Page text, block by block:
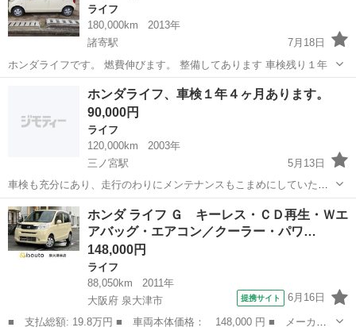
ライフ
180,000km
2013年
諸寄駅
7月18日
ホンダライフです。 燃費伸びます。 整備してあります 車検残り１年
諸寄駅 ライフ ホンダライフ
ホンダライフ、車検１年４ヶ月あります。
90,000円
ライフ
120,000km
2003年
三ノ宮駅
5月13日
車検も充分にあり、走行のわりにメンテナンスもこまめにしていたの
でまだまだ走ります。近く乗りも、遠出にも使えます。細かい傷など
ありますが、気にならない方、セカンドカーにどうですか？ 値段など
多少は相談にのれます。 車検が残って...
兵庫 神戸市 三ノ宮駅
ホンダ ライフ Ｇ キーレス・ＣＤ再生・Ｗエ
アバッグ・エアコン／クーラー・パワ…
148,000円
ライフ
88,050km
2011年
大阪府 泉大津市
提携サイト 6月16日
■ 支払総額: 19.8万円 ■ 車両本体価格： 148,000 円 ■ メーカー